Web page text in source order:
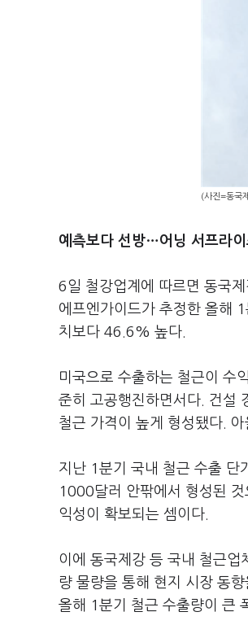
(사진=동국
예측보다 선방…어닝 서프라
6일 철강업계에 따르면 동국
에프엔가이드가 추정한 올해
치보다 46.6% 높다.
미국으로 수출하는 철근이 수
준히 고공행진하면서다. 건설
철근 가격이 높게 형성됐다.
지난 1분기 국내 철근 수출 단
1000달러 안팎에서 형성된
익성이 확보되는 셈이다.
이에 동국제강 등 국내 철근업
량 물량을 통해 현지 시장 동
올해 1분기 철근 수출량이 큰